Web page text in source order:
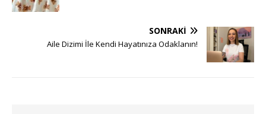
SONRAKI
Aile Dizimi İle Kendi Hayatınıza Odaklanın!